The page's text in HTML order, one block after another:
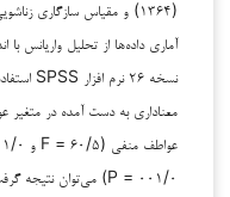
آماری داده‌ها از تحلیل واریانس